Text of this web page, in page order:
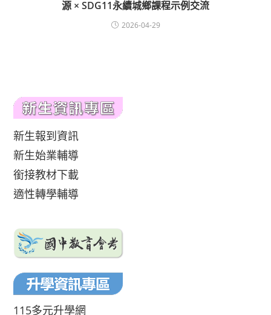
源 × SDG11永續城鄉課程示例交流
2026-04-29
新生報到資訊
新生始業輔導
銜接教材下載
適性轉學輔導
115多元升學網